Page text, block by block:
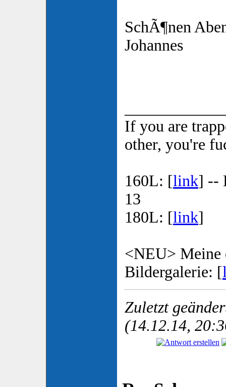
SchÃ¶nen
Johannes
If you are
other, you're
160L: [link] --
13
180L: [link]
<NEU> Meine
Bildergalerie: [
Zuletzt
(14.12.14,